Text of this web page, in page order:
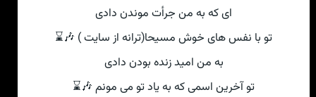
ای که به من جرأت موندن دادی
تو با نفس های خوش مسیحا(ترانه از سایت ) 🎶⌛
به من امید زنده بودن دادی
تو آخرین اسمی که به یاد تو می مونم 🎶⌛